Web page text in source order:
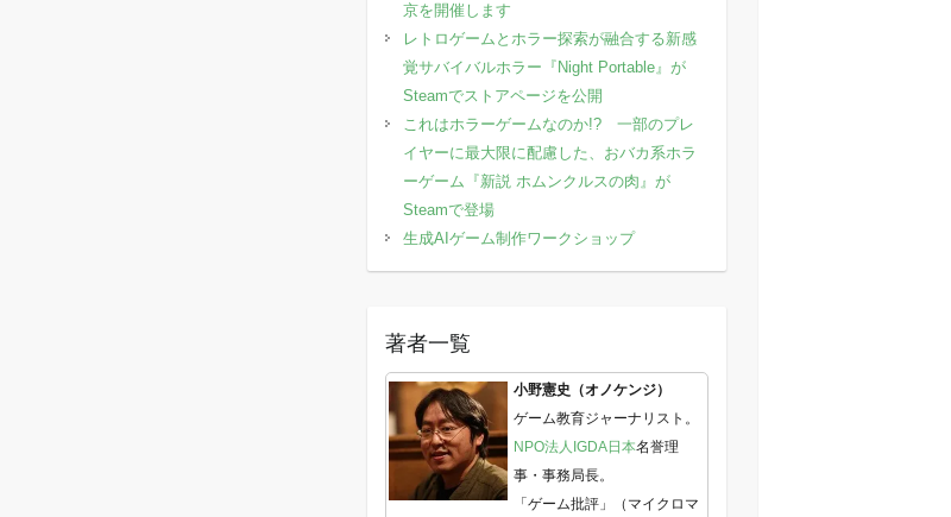
京を開催します
レトロゲームとホラー探索が融合する新感
覚サバイバルホラー『Night Portable』が
Steamでストアページを公開
これはホラーゲームなのか!? 一部のプレ
イヤーに最大限に配慮した、おバカ系ホラ
ーゲーム『新説 ホムンクルスの肉』が
Steamで登場
生成AIゲーム制作ワークショップ
著者一覧
小野憲史（オノケンジ）
ゲーム教育ジャーナリスト。
NPO法人IGDA日本名誉理
事・事務局長。
「ゲーム批評」（マイクロマ